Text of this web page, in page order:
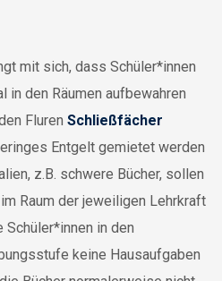
mit sich, dass Schüler*innen
in den Räumen aufbewahren
Fluren Schließfächer
Entgelt gemietet werden
z.B. schwere Bücher, sollen
Raum der jeweiligen Lehrkraft
in den
keine Hausaufgaben